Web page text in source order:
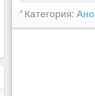
Категория: